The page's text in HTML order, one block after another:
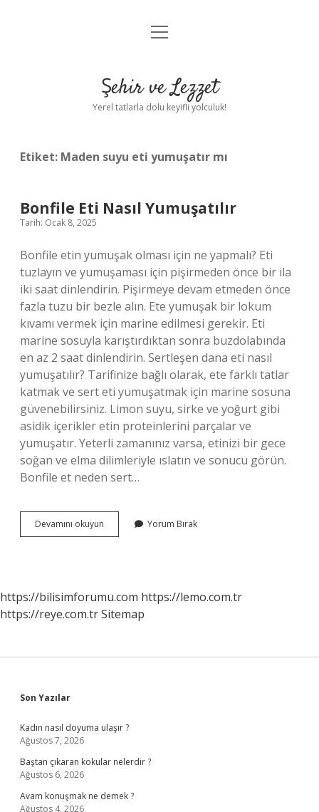
Anasayfa
Yasal Uyarı
menüyü
Şehir ve Lezzet
Yerel tatlarla dolu keyifli yolculuk!
Etiket: Maden suyu eti yumuşatır mı
Bonfile Eti Nasıl Yumuşatılır
Tarih: Ocak 8, 2025
Bonfile etin yumuşak olması için ne yapmalı? Eti
tuzlayın ve yumuşaması için pişirmeden önce bir ila
iki saat dinlendirin. Pişirmeye devam etmeden önce
fazla tuzu bir bezle alın. Ete yumuşak bir lokum
kıvamı vermek için marine edilmesi gerekir. Eti
marine sosuyla karıştırdıktan sonra buzdolabında
en az 2 saat dinlendirin. Sertleşen dana eti nasıl
yumuşatılır? Tarifinize bağlı olarak, ete farklı tatlar
katmak ve sert eti yumuşatmak için marine sosuna
güvenebilirsiniz. Limon suyu, sirke ve yoğurt gibi
asidik içerikler etin proteinlerini parçalar ve
yumuşatır. Yeterli zamanınız varsa, etinizi bir gece
soğan ve elma dilimleriyle ıslatın ve sonucu görün.
Bonfile et neden sert…
Devamını okuyun
Eti
Yorum Bırak
https://bilisimforumu.com https://lemo.com.tr
https://reye.com.trSitemap
Sidebar
Son Yazılar
Kadın nasıl doyuma ulaşır ?
Ağustos 7, 2026
Baştan çıkaran kokular nelerdir ?
Ağustos 6, 2026
Avam konuşmak ne demek ?
Ağustos 4, 2026